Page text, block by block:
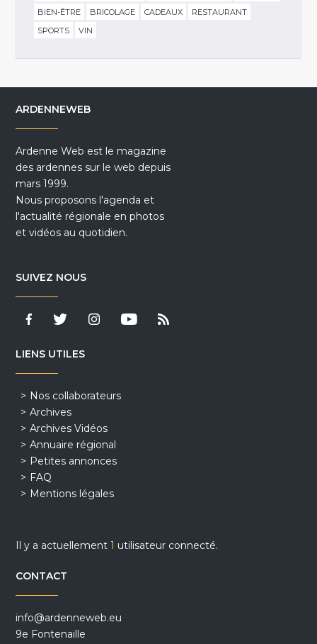
BIEN-ÊTRE
BRICOLAGE CADEAUX
RESTAURANT
SPORTS
VIN
ARDENNEWEB
Ardenne Web est le magazine
des ardennes sur le web depuis
mars 1999.
Nous proposons l'agenda et
l'actualité régionale en photos
et vidéos au quotidien.
SUIVEZ NOUS
LIENS UTILES
Nos collaborateurs
Archives
Archives Vidéos
Annuaire régional
Petites annonces
FAQ
Mentions légales
Il y a actuellement1 utilisateur connecté.
CONTACT
info@ardenneweb.eu
9e Fontenaille